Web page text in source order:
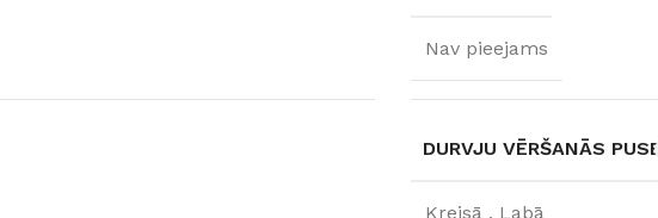
Nav pieejams
DURVJU VĒRŠANĀS PUSE
Kreisā , Labā